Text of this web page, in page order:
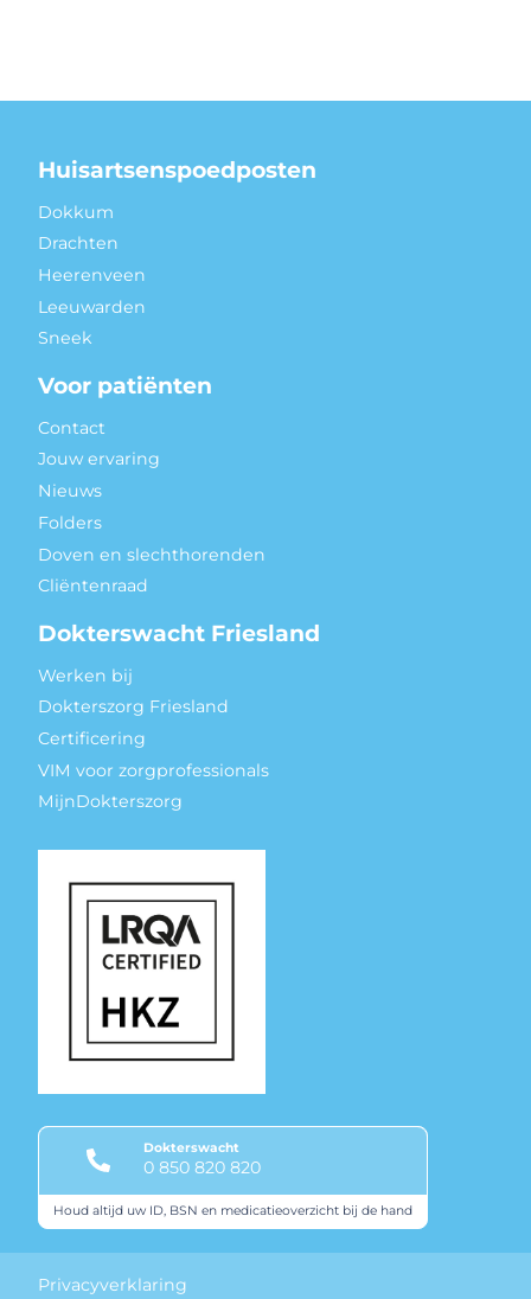
Huisartsenspoedposten
Dokkum
Drachten
Heerenveen
Leeuwarden
Sneek
Voor patiënten
Contact
Jouw ervaring
Nieuws
Folders
Doven en slechthorenden
Cliëntenraad
Dokterswacht Friesland
Werken bij
Dokterszorg Friesland
Certificering
VIM voor zorgprofessionals
MijnDokterszorg
Dokterswacht
0 850 820 820
Houd altijd uw ID, BSN en medicatieoverzicht bij de hand
Privacyverklaring